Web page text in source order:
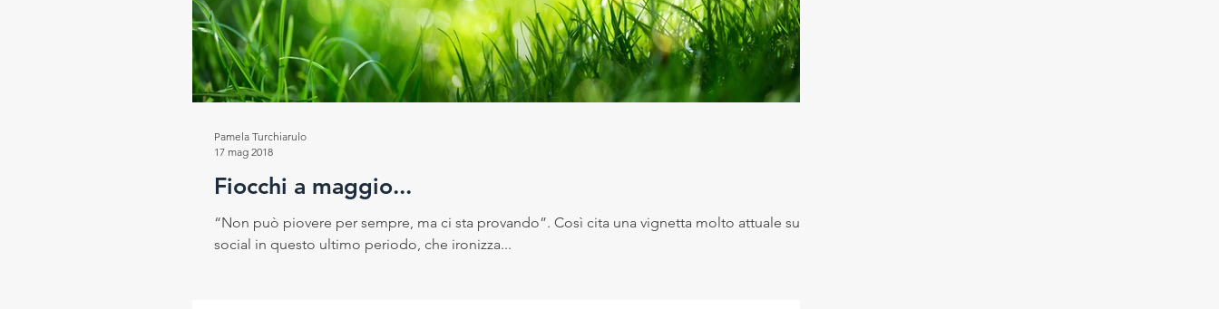
Fiocchi a maggio...
“Non può piovere per sempre, ma ci sta provando”. Così cita una vignetta molto attuale sui
social in questo ultimo periodo, che ironizza...
Pamela Turchiarulo
17 mag 2018